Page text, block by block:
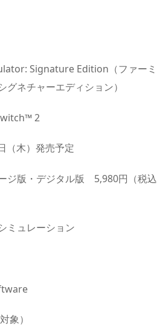
Signature Edition（ファーミ
グネチャーエディション）
2
（木）発売予定
ジ版・デジタル版 5,980円（税込
ミュレーション
象）